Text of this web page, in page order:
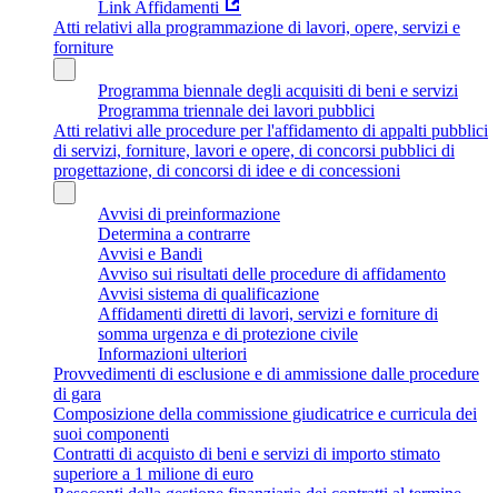
Link Affidamenti
Atti relativi alla programmazione di lavori, opere, servizi e
forniture
Programma biennale degli acquisiti di beni e servizi
Programma triennale dei lavori pubblici
Atti relativi alle procedure per l'affidamento di appalti pubblici
di servizi, forniture, lavori e opere, di concorsi pubblici di
progettazione, di concorsi di idee e di concessioni
Avvisi di preinformazione
Determina a contrarre
Avvisi e Bandi
Avviso sui risultati delle procedure di affidamento
Avvisi sistema di qualificazione
Affidamenti diretti di lavori, servizi e forniture di
somma urgenza e di protezione civile
Informazioni ulteriori
Provvedimenti di esclusione e di ammissione dalle procedure
di gara
Composizione della commissione giudicatrice e curricula dei
suoi componenti
Contratti di acquisto di beni e servizi di importo stimato
superiore a 1 milione di euro